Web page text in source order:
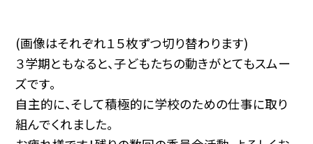
(画像はそれぞれ１５枚ずつ切り替わります)
３学期ともなると、子どもたちの動きがとてもスムー
ズです。
自主的に、そして積極的に学校のための仕事に取り
組んでくれました。